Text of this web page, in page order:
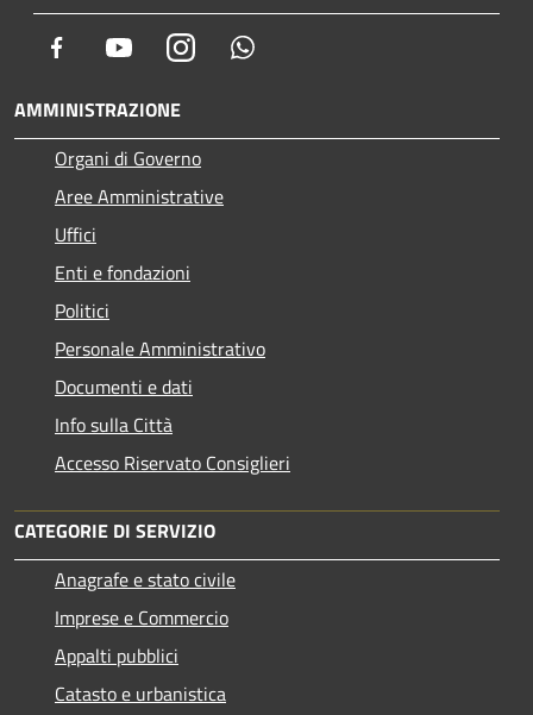
Facebook YoutubeInstagram
AMMINISTRAZIONE
Organi di Governo
Aree Amministrative
Uffici
Enti e fondazioni
Politici
Personale Amministrativo
Documenti e dati
Info sulla Città
Accesso Riservato Consiglieri
CATEGORIE DI SERVIZIO
Anagrafe e stato civile
Imprese e Commercio
Appalti pubblici
Catasto e urbanistica